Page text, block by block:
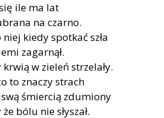
ile ma lat
na czarno.
kiedy spotkać szła
zagarnął.
krwią w zieleń strzelały.
to znaczy strach
śmiercią zdumiony
bólu nie słyszał.